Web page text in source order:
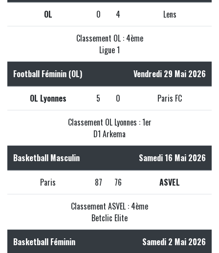
OL 0 4 Lens
Classement OL : 4ème
Ligue 1
Football Féminin (OL) Vendredi 29 Mai 2026
OL Lyonnes 5 0 Paris FC
Classement OL Lyonnes : 1er
D1 Arkema
Basketball Masculin Samedi 16 Mai 2026
Paris 87 76 ASVEL
Classement ASVEL : 4ème
Betclic Elite
Basketball Féminin Samedi 2 Mai 2026